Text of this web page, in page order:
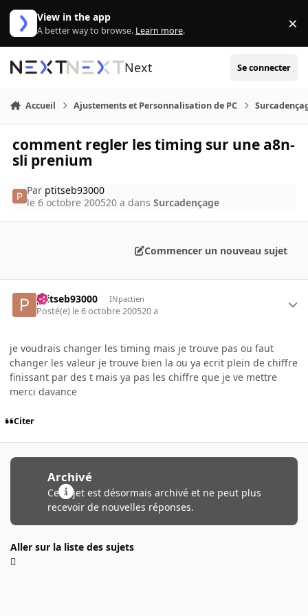
Aller au contenu
View in the app
A better way to browse. Learn more. ×
Next Se connecter
Accueil Ajustements et Personnalisation de PC
comment regler les timing sur une a8n-
sli prenium
Par ptitseb93000
le 6 octobre 200520 a dansSurcadençage
Commencer un nouveau sujet
ptitseb93000 INpactien
Posté(e) le 6 octobre 200520 a
je voudrais changer les timing mais je trouve pas ou faut
changer les valeur je trouve bien la ou ya ecrit plein de chiffre
finissant par des t mais ya pas les chiffre que je ve mettre
merci davance
Citer
Archivé
Ce sujet est désormais archivé et ne peut plus
recevoir de nouvelles réponses.
Aller sur la liste des sujets